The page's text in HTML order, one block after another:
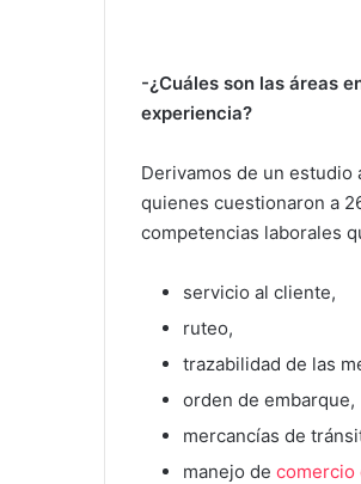
-¿Cuáles son las áreas
experiencia?
Derivamos de un
quienes cuestionaron a
competencias laborales
servicio al cliente,
ruteo,
trazabilidad de las
orden de embarque,
mercancías de
manejo de comercio